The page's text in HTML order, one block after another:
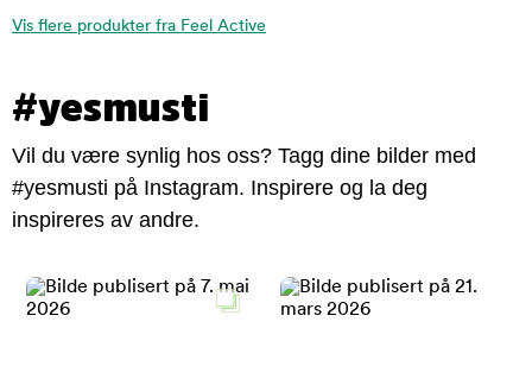
Vis flere produkter fra Feel Active
#yesmusti
Vil du være synlig hos oss? Tagg dine bilder med
#yesmusti på Instagram. Inspirere og la deg
inspireres av andre.